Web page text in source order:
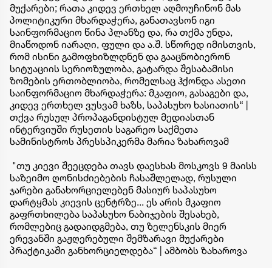
მუქარები; რათა კიდევ ერთხელ აღმოუჩინონ მას
პოლიტიკური მხარდაჭერა, განათავსონ იგი
საინფორმაციო წინა პლანზე და, რა თქმა უნდა,
მიაწოდონ იარაღი, ფული და ა.შ. სწორედ იმისთვის,
რომ ისინი გამოფხიზლდნენ და გააცნობიერონ
სიტუაციის სერიოზულობა, გატარდა შესაბამისი
ზომების ერთობლიობა, რომელსაც ჰქონდა ასეთი
საინფორმაციო მხარდაჭერა: მკაფიო, გასაგები და,
კიდევ ერთხელ ვუსვამ ხაზს, საპასუხო ხასიათის“ |
თქვა რუსულ პროპაგანდისტულ მედიასთან
ინტერვიუში რუსეთის საგარეო საქმეთა
სამინისტროს პრესსპიკერმა მარია ზახაროვამ
"თუ კიევი შეეცდება თავს დაესხას მოსკოვს 9 მაისს
საზეიმო ღონისძიებების ჩასაშლელად, რუსული
ჯარები განახორციელებენ მასიურ საპასუხო
დარტყმას კიევის ცენტრზე... ეს არის მკაფიო
გაფრთხილება საპასუხო ნაბიჯების შესახებ,
რომლებიც გადაიდგმება, თუ ზელენსკის მიერ
ერევანში გაჟღერებული შემზარავი მუქარები
პრაქტიკაში განხორციელდება“ | ამბობს ზახაროვა